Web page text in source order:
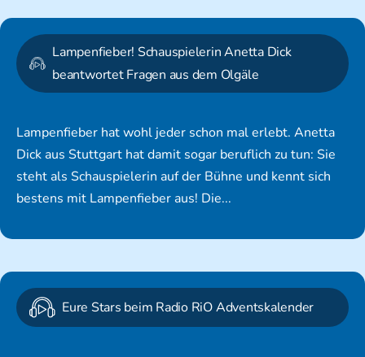
Lampenfieber! Schauspielerin Anetta Dick
beantwortet Fragen aus dem Olgäle
Lampenfieber hat wohl jeder schon mal erlebt. Anetta
Dick aus Stuttgart hat damit sogar beruflich zu tun: Sie
steht als Schauspielerin auf der Bühne und kennt sich
bestens mit Lampenfieber aus! Die...
Eure Stars beim Radio RiO Adventskalender